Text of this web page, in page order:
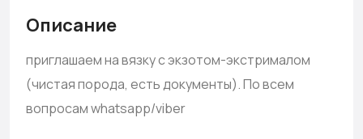
Описание
приглашаем на вязку с экзотом-экстрималом
(чистая порода, есть документы). По всем
вопросам whatsapp/viber